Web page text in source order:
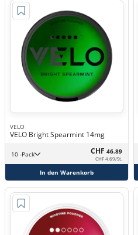
VELO
VELO Bright Spearmint 14mg
10 -Pack CHF 46.89
CHF 4.69/St.
In den Warenkorb